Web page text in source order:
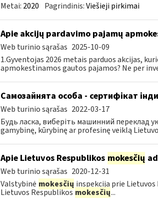
Metai: 2020 Pagrindinis:Viešieji pirkimai
Apie akcijų pardavimo pajamų
Web turinio sąrašas 2025-10-09
1.Gyventojas 2026 metais parduos akcijas,
apmokestinamos gautos pajamos? Ne per
Самозайнята особа - сертифікат
Web turinio sąrašas 2022-03-17
Будь ласка, виберіть машинний переклад
gamybinę, kūrybinę ar profesinę veiklą
Apie Lietuvos Respublikos mokesčių
Web turinio sąrašas 2020-12-31
Valstybinė mokesčių inspekcija prie
Lietuvos Respublikosmokesčių...